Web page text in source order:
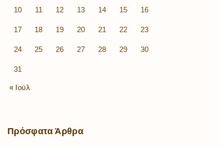
10 11 12 13 14 15 16
17 18 19 20 21 22 23
24 25 26 27 28 29 30
31
« Ιούλ
Πρόσφατα Άρθρα